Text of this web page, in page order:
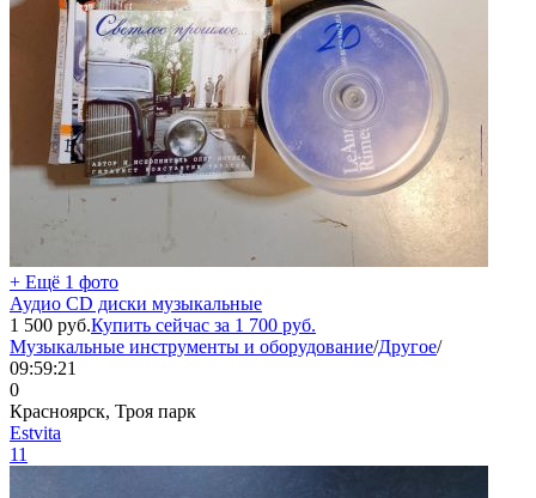
+ Ещё 1 фото
Аудио CD диски музыкальные
1 500 руб.Купить сейчас за 1 700 руб.
Музыкальные инструменты и оборудование/Другое/
09:59:21
0
Красноярск, Троя парк
Estvita
11